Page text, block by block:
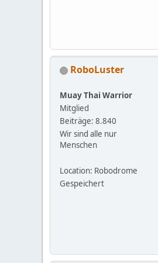
RoboLuster
Muay Thai Warrior
Mitglied
Beiträge: 8.840
Wir sind alle nur
Menschen
Location: Robodrome
Gespeichert